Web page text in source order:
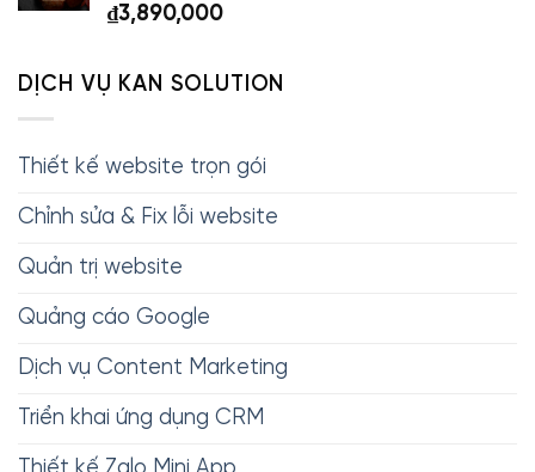
₫3,890,000
DỊCH VỤ KAN SOLUTION
Thiết kế website trọn gói
Chỉnh sửa & Fix lỗi website
Quản trị website
Quảng cáo Google
Dịch vụ Content Marketing
Triển khai ứng dụng CRM